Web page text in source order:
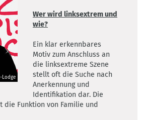
Lodge
Wer wird linksextrem und
wie?
Ein klar erkennbares
Motiv zum Anschluss an
die linksextreme Szene
stellt oft die Suche nach
Anerkennung und
Identifikation dar. Die
die Funktion von Familie und